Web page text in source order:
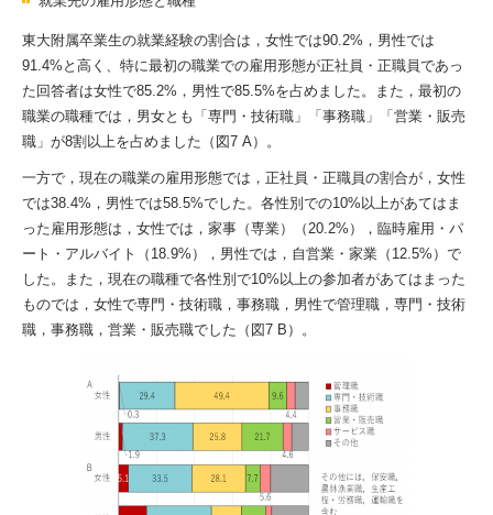
東大附属卒業生の就業経験の割合は，女性では90.2%，男性では
91.4%と高く、特に最初の職業での雇用形態が正社員・正職員であっ
た回答者は女性で85.2%，男性で85.5%を占めました。また，最初の
職業の職種では，男女とも「専門・技術職」「事務職」「営業・販売
職」が8割以上を占めました（図7 A）。
一方で，現在の職業の雇用形態では，正社員・正職員の割合が，女性
では38.4%，男性では58.5%でした。各性別での10%以上があてはま
った雇用形態は，女性では，家事（専業）（20.2%），臨時雇用・パ
ート・アルバイト（18.9%），男性では，自営業・家業（12.5%）で
した。また，現在の職種で各性別で10%以上の参加者があてはまった
ものでは，女性で専門・技術職，事務職，男性で管理職，専門・技術
職，事務職，営業・販売職でした（図7 B）。